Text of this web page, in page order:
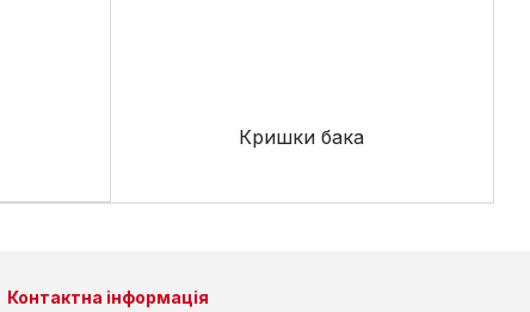
Кришки бака
Контактна інформація